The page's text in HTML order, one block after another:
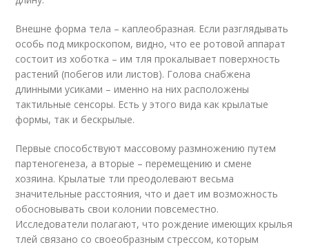
Внешне форма тела – каплеобразная. Если разглядывать
особь под микроскопом, видно, что ее ротовой аппарат
состоит из хоботка – им тля прокалывает поверхность
растений (побегов или листов). Голова снабжена
длинными усиками – именно на них расположены
тактильные сенсоры. Есть у этого вида как крылатые
формы, так и бескрылые.
Первые способствуют массовому размножению путем
партеногенеза, а вторые – перемещению и смене
хозяина. Крылатые тли преодолевают весьма
значительные расстояния, что и дает им возможность
обосновывать свои колонии повсеместно.
Исследователи полагают, что рождение имеющих крылья
тлей связано со своеобразным стрессом, которым